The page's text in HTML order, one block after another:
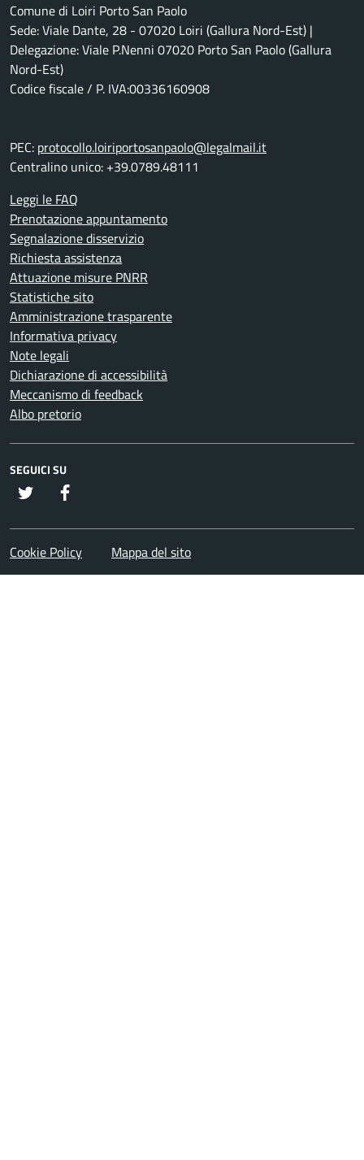
Comune di Loiri Porto San Paolo
Sede: Viale Dante, 28 - 07020 Loiri (Gallura Nord-Est) |
Delegazione: Viale P.Nenni 07020 Porto San Paolo (Gallura
Nord-Est)
Codice fiscale / P. IVA:00336160908
PEC: protocollo.loiriportosanpaolo@legalmail.it
Centralino unico: +39.0789.48111
Leggi le FAQ
Prenotazione appuntamento
Segnalazione disservizio
Richiesta assistenza
Attuazione misure PNRR
Statistiche sito
Amministrazione trasparente
Informativa privacy
Note legali
Dichiarazione di accessibilità
Meccanismo di feedback
Albo pretorio
SEGUICI SU
twitter
Cookie Policy Mappa del sito